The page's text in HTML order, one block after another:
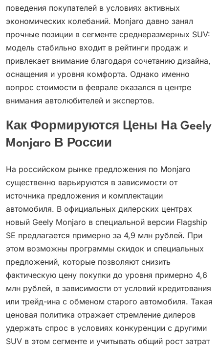
поведения покупателей в условиях активных
экономических колебаний. Monjaro давно занял
прочные позиции в сегменте среднеразмерных SUV:
модель стабильно входит в рейтинги продаж и
привлекает внимание благодаря сочетанию дизайна,
оснащения и уровня комфорта. Однако именно
вопрос стоимости в феврале оказался в центре
внимания автолюбителей и экспертов.
Как Формируются Цены На Geely
Monjaro В России
На российском рынке предложения по Monjaro
существенно варьируются в зависимости от
источника предложения и комплектации
автомобиля. В официальных дилерских центрах
новый Geely Monjaro в специальной версии Flagship
SE предлагается примерно за 4,9 млн рублей. При
этом возможны программы скидок и специальных
предложений, которые позволяют снизить
фактическую цену покупки до уровня примерно 4,6
млн рублей, в зависимости от условий кредитования
или трейд-ина с обменом старого автомобиля. Такая
ценовая политика отражает стремление дилеров
удержать спрос в условиях конкуренции с другими
SUV в этом сегменте и учитывать общий рост затрат